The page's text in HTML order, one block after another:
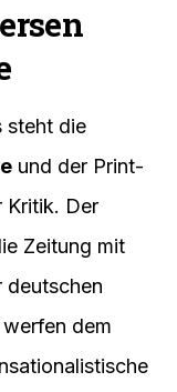
steht die
und der Print-
Kritik. Der
Zeitung mit
deutschen
dem